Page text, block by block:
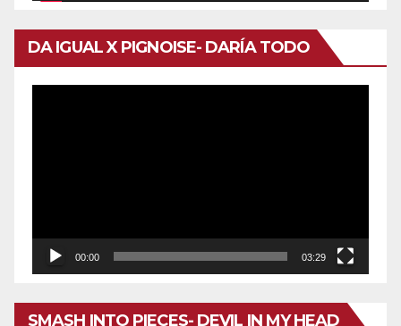
DA IGUAL X PIGNOISE- DARÍA TODO
00:00 03:29
SMASH INTO PIECES- DEVIL IN MY HEAD